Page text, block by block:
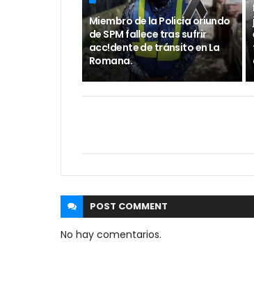
Miembro de la Policía oriundo
de SPM fallece tras sufrir
acc!dente de tránsito en La
Romana.
POST COMMENT
No hay comentarios.